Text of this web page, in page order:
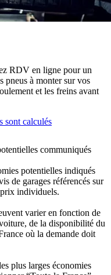
RDV en ligne pour un
pneus à monter sur vos
et les freins avant
sont calculés
communiqués
potentielles indiqués
de garages référencés sur
individuels.
varier en fonction de
de la disponibilité du
où la demande doit
plus larges économies